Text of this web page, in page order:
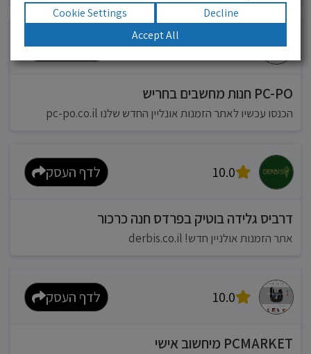
10.0 לדף העסק
PC-PO חנות מחשבים בחריש
הכנסו עכשיו לאתר הזמנות אונליין החדש שלנו pc-po.co.il
10.0 לדף העסק
דרביס גלידה בוטיק בפרדס חנה כרכור
אתר הזמנות אולניין חדש! derbis.co.il
10.0 לדף העסק
PCMARKET מיחשוב אישי
Decline
Cookie Settings
Accept All